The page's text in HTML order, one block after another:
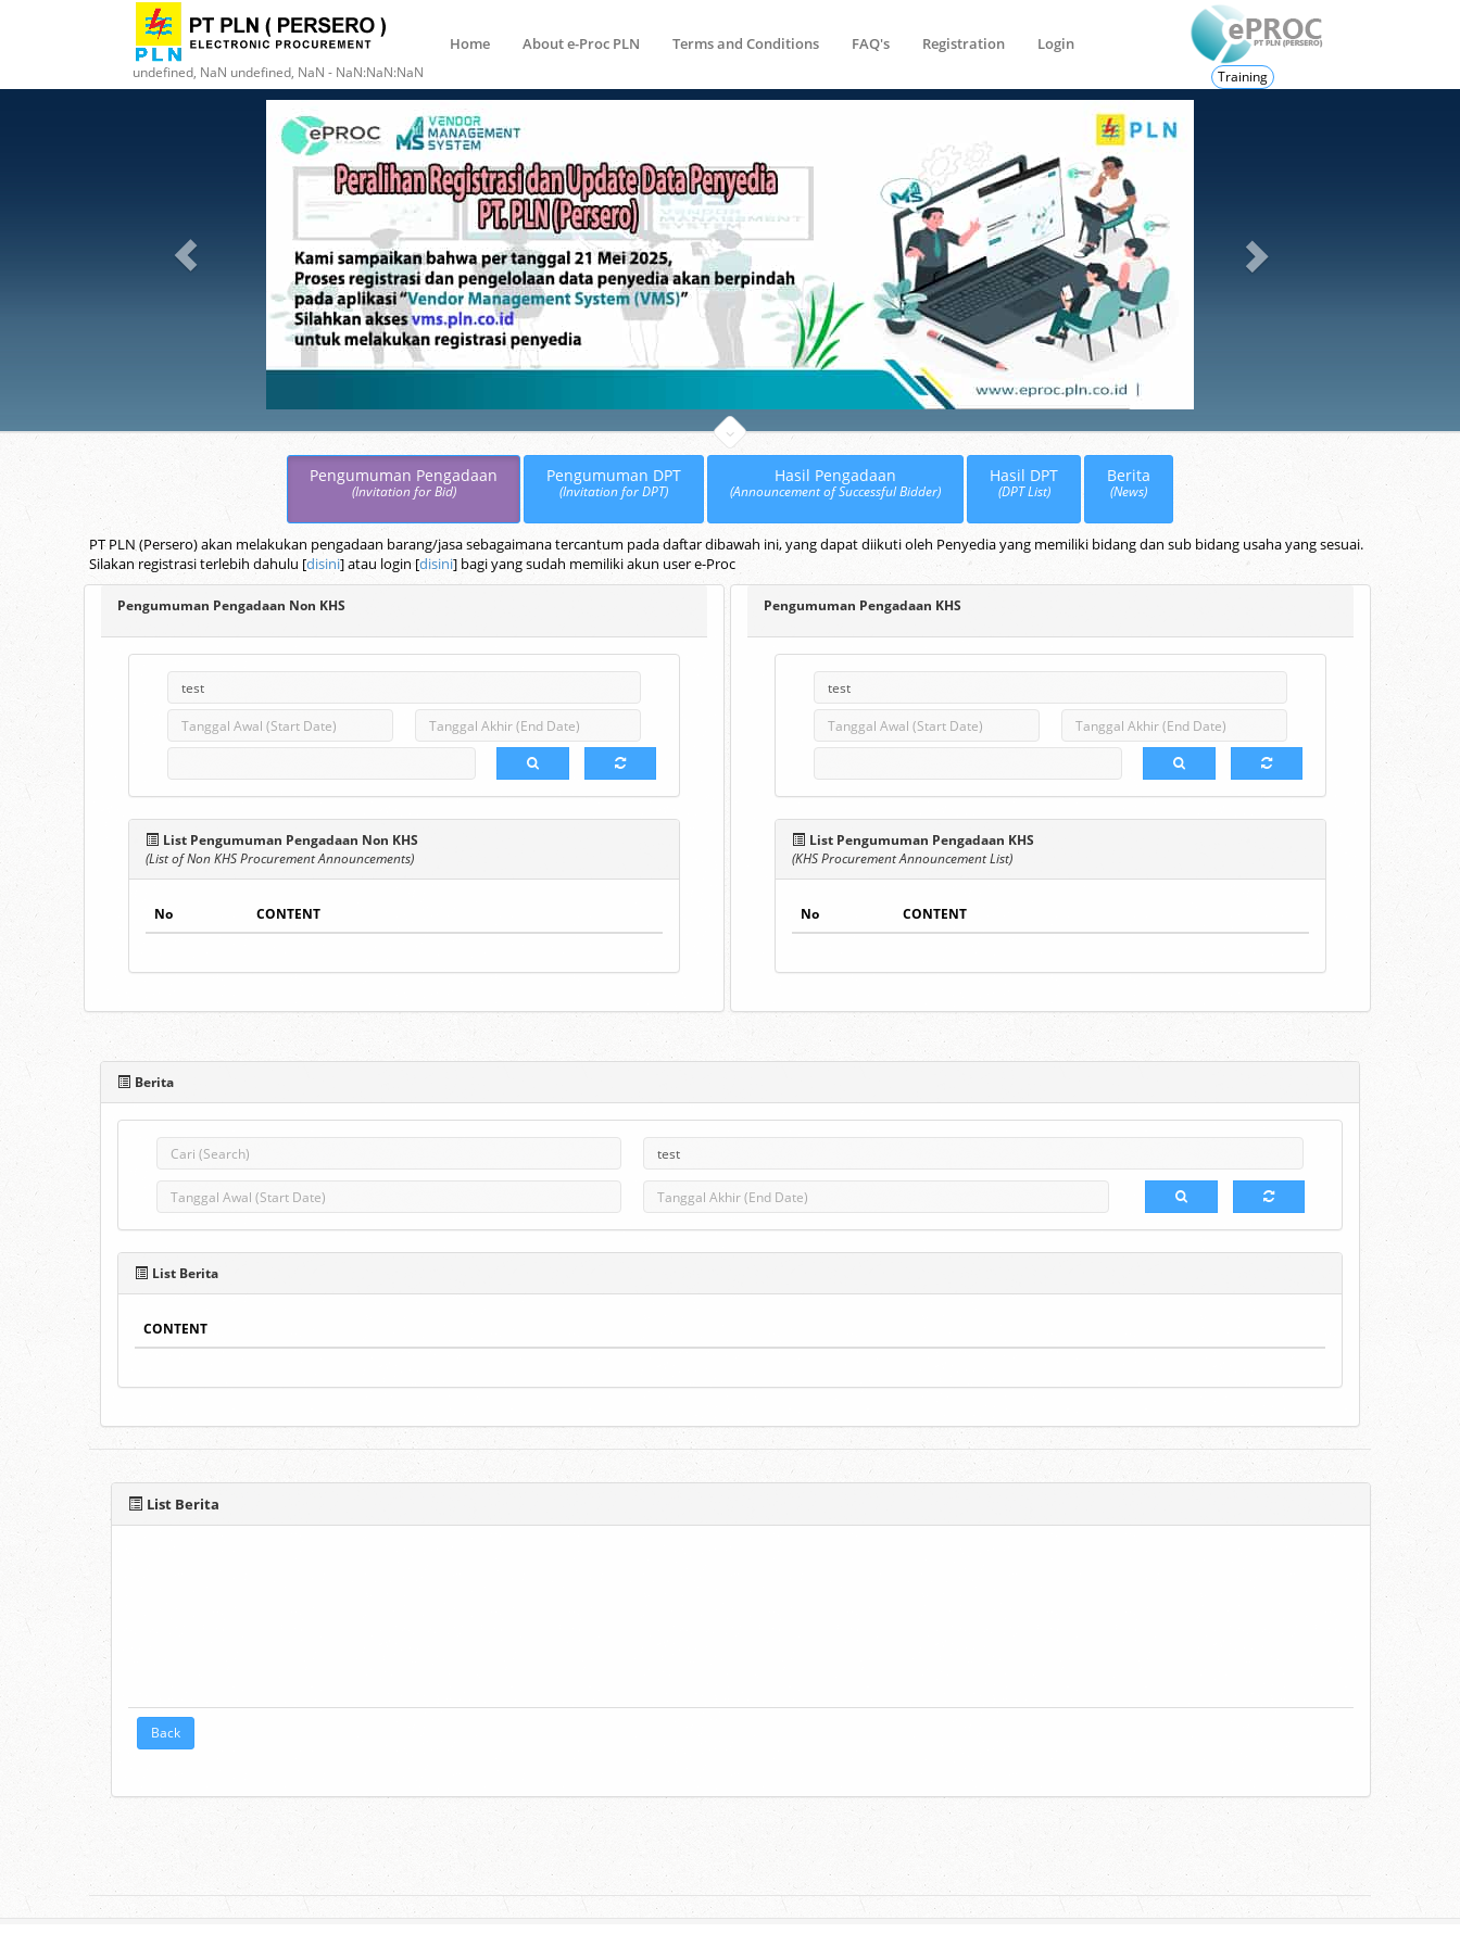
undefined, NaN undefined, NaN - NaN:NaN:NaN Training
Home About e-Proc PLN Terms and Conditions FAQ's Registration Login
Pengumuman Pengadaan
(Invitation for Bid)
Pengumuman DPT
(Invitation for DPT)
Hasil Pengadaan
(Announcement of Successful Bidder)
Hasil DPT
(DPT List)
Berita
(News)
PT PLN (Persero) akan melakukan pengadaan barang/jasa sebagaimana tercantum pada daftar dibawah ini, yang dapat diikuti oleh Penyedia yang memiliki bidang dan sub bidang usaha yang sesuai.
Silakan registrasi terlebih dahulu [disini] atau login [disini] bagi yang sudah memiliki akun user e-Proc
Pengumuman Pengadaan Non KHS
List Pengumuman Pengadaan Non KHS
(List of Non KHS Procurement Announcements)
No CONTENT
Pengumuman Pengadaan KHS
List Pengumuman Pengadaan KHS
(KHS Procurement Announcement List)
No CONTENT
Berita
List Berita
CONTENT
List Berita
Back